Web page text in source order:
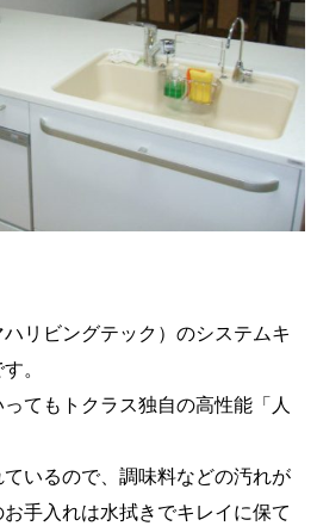
リビングテック）のシステムキ
。
てもトクラス独自の高性能「人
いるので、調味料などの汚れが
手入れは水拭きでキレイに保て